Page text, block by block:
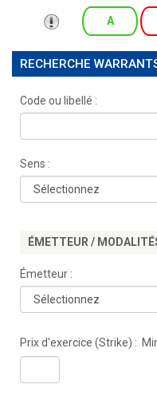
A
RECHERCHE
Code ou libellé :
Sens :
ÉMETTEUR /
Émetteur :
Prix d'exercice (Strike) :